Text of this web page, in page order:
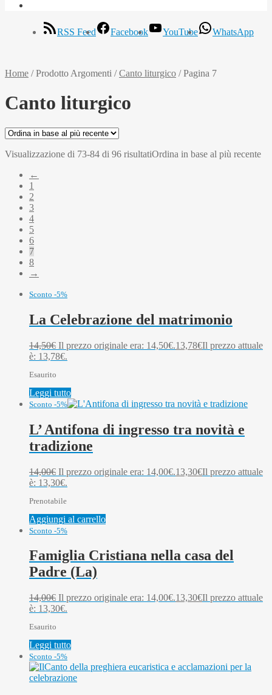
RSS Feed Facebook YouTube WhatsApp
Home /Prodotto Argomenti /Canto liturgico /Pagina 7
Canto liturgico
Visualizzazione di 73-84 di 96 risultatiOrdina in base al più recente
←
1
2
3
4
5
6
7
8
→
Sconto -5%
La Celebrazione del matrimonio
14,50€ Il prezzo originale era: 14,50€.13,78€Il prezzo attuale
è: 13,78€.
Esaurito
Leggi tutto
Sconto -5%
L’ Antifona di ingresso tra novità e
tradizione
14,00€ Il prezzo originale era: 14,00€.13,30€Il prezzo attuale
è: 13,30€.
Prenotabile
Aggiungi al carrello
Sconto -5%
Famiglia Cristiana nella casa del
Padre (La)
14,00€ Il prezzo originale era: 14,00€.13,30€Il prezzo attuale
è: 13,30€.
Esaurito
Leggi tutto
Sconto -5%